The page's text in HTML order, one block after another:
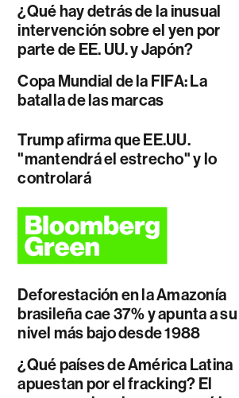
¿Qué hay detrás de la inusual
intervención sobre el yen por
parte de EE. UU. y Japón?
Copa Mundial de la FIFA: La
batalla de las marcas
Trump afirma que EE.UU.
"mantendrá el estrecho" y lo
controlará
Deforestación en la Amazonía
brasileña cae 37% y apunta a su
nivel más bajo desde 1988
¿Qué países de América Latina
apuestan por el fracking? El